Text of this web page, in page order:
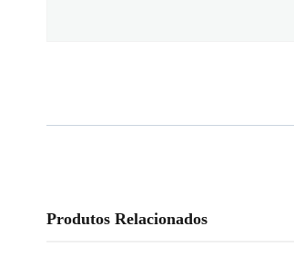
Produtos Relacionados